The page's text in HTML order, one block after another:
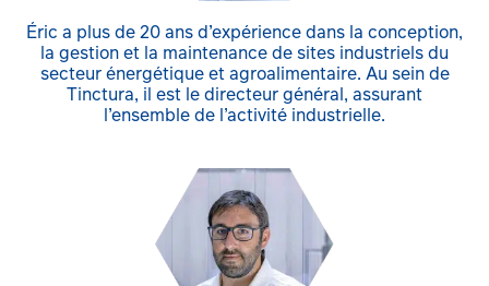
Éric a plus de 20 ans d’expérience dans la conception,
la gestion et la maintenance de sites industriels du
secteur énergétique et agroalimentaire. Au sein de
Tinctura, il est le directeur général, assurant
l’ensemble de l’activité industrielle.